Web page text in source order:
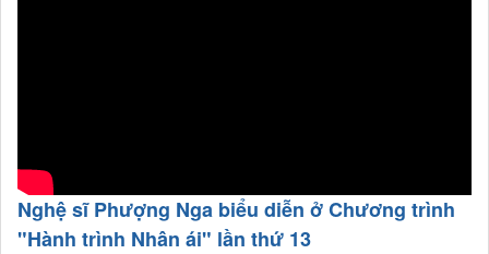
Nghệ sĩ Phượng Nga biểu diễn ở Chương trình
"Hành trình Nhân ái" lần thứ 13